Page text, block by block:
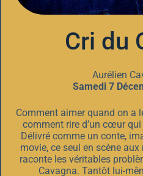
Cri du
Aurélien
Samedi 7
Comment aimer quand on a
comment rire d’un cœur qui
Délivré comme un conte,
movie, ce seul en scène
raconte les véritables
Cavagna. Tantôt lui-